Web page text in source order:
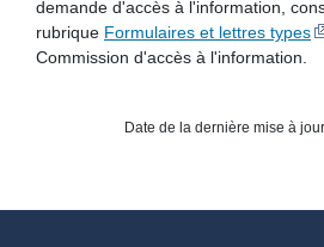
demande d'accès à l'information,
rubrique Formulaires et lettres types
Commission d'accès à l'information.
Date de la dernière mise à